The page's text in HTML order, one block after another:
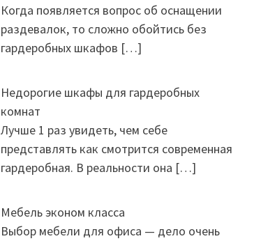
Когда появляется вопрос об оснащении
раздевалок, то сложно обойтись без
гардеробных шкафов […]
Недорогие шкафы для гардеробных
комнат
Лучше 1 раз увидеть, чем себе
представлять как смотрится современная
гардеробная. В реальности она […]
Мебель эконом класса
Выбор мебели для офиса — дело очень